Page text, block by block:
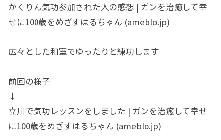
かくりん気功参加された人の感想 | ガンを治癒して幸
せに100歳をめざすはるちゃん (ameblo.jp)
広々とした和室でゆったりと練功します
前回の様子
↓
立川で気功レッスンをしました | ガンを治癒して幸せ
に100歳をめざすはるちゃん (ameblo.jp)